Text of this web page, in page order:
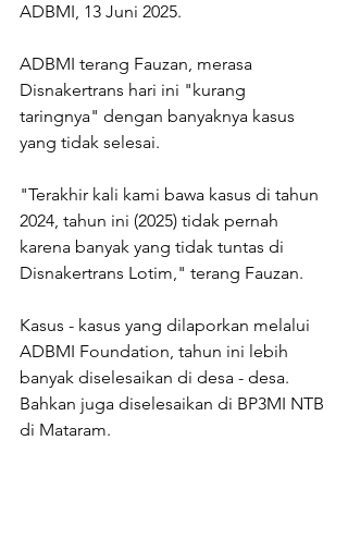
ADBMI, 13 Juni 2025.
ADBMI terang Fauzan, merasa
Disnakertrans hari ini "kurang
taringnya" dengan banyaknya kasus
yang tidak selesai.
"Terakhir kali kami bawa kasus di tahun
2024, tahun ini (2025) tidak pernah
karena banyak yang tidak tuntas di
Disnakertrans Lotim," terang Fauzan.
Kasus - kasus yang dilaporkan melalui
ADBMI Foundation, tahun ini lebih
banyak diselesaikan di desa - desa.
Bahkan juga diselesaikan di BP3MI NTB
di Mataram.